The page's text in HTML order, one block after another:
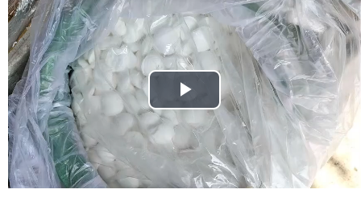
Play
Video